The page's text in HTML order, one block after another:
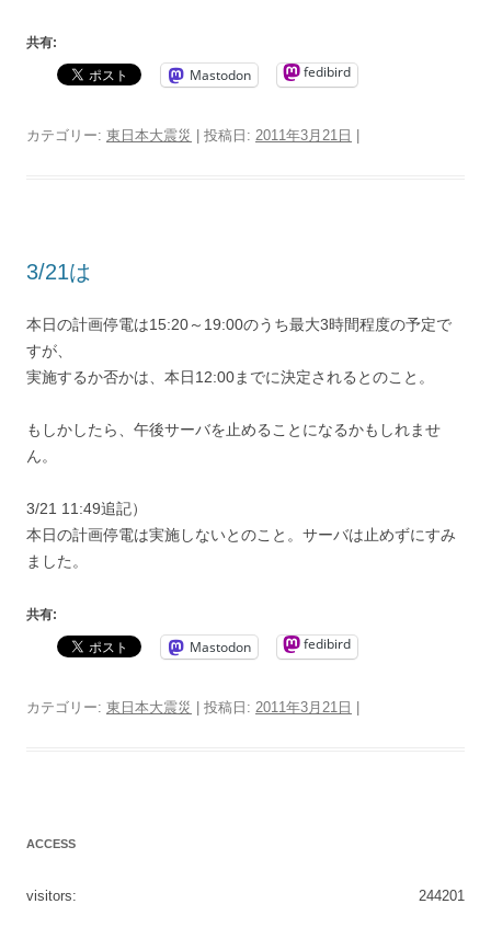
共有:
Mastodon fedibird
カテゴリー: 東日本大震災 | 投稿日: 2011年3月21日
3/21は
本日の計画停電は15:20～19:00のうち最大3時間程度の予定で
すが、
実施するか否かは、本日12:00までに決定されるとのこと。
もしかしたら、午後サーバを止めることになるかもしれませ
ん。
3/21 11:49追記）
本日の計画停電は実施しないとのこと。サーバは止めずにすみ
ました。
共有:
Mastodon fedibird
カテゴリー: 東日本大震災 | 投稿日: 2011年3月21日
ACCESS
244201
visitors: